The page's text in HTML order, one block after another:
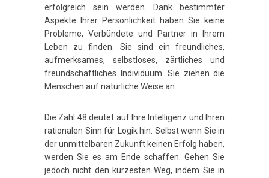
erfolgreich sein werden. Dank bestimmter
Aspekte Ihrer Persönlichkeit haben Sie keine
Probleme, Verbündete und Partner in Ihrem
Leben zu finden. Sie sind ein freundliches,
aufmerksames, selbstloses, zärtliches und
freundschaftliches Individuum. Sie ziehen die
Menschen auf natürliche Weise an.
Die Zahl 48 deutet auf Ihre Intelligenz und Ihren
rationalen Sinn für Logik hin. Selbst wenn Sie in
der unmittelbaren Zukunft keinen Erfolg haben,
werden Sie es am Ende schaffen. Gehen Sie
jedoch nicht den kürzesten Weg, indem Sie in